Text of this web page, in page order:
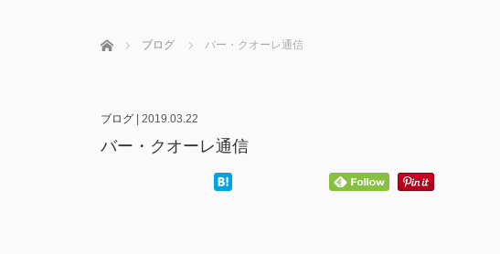
ホーム ブログ バー・クオーレ通信
ブログ| 2019.03.22
バー・クオーレ通信